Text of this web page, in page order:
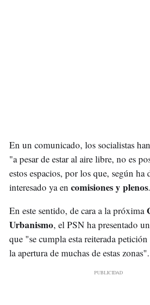
En un comunicado, los socialistas
"a pesar de estar al aire libre, no es
estos espacios, por los que, según ha
interesado ya en comisiones y plenos.
En este sentido, de cara a la próxima
Urbanismo, el PSN ha presentado
que "se cumpla esta reiterada
la apertura de muchas de estas zonas".